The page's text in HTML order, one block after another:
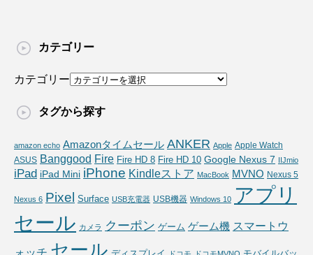
カテゴリー
カテゴリー
タグから探す
amazon echo Amazonタイムセール ANKER Apple Apple Watch
ASUS Banggood Fire Fire HD 8 Fire HD 10 Google Nexus 7 IIJmio
iPad iPad Mini iPhone Kindleストア MacBook MVNO Nexus 5
Nexus 6 Pixel Surface USB充電器 USB機器 Windows 10 アプリ
セール カメラ クーポン ゲーム ゲーム機 スマートウ
ォッチ セール